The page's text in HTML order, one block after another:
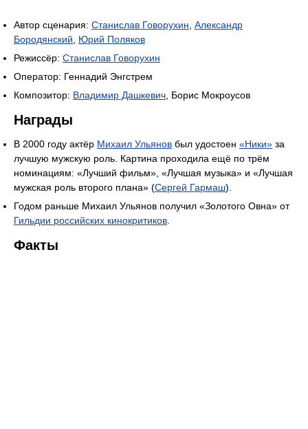
Автор сценария: Станислав Говорухин, Александр
Бородянский, Юрий Поляков
Режиссёр: Станислав Говорухин
Оператор: Геннадий Энгстрем
Композитор: Владимир Дашкевич, Борис Мокроусов
Награды
В 2000 году актёр Михаил Ульянов был удостоен «Ники» за
лучшую мужскую роль. Картина проходила ещё по трём
номинациям: «Лучший фильм», «Лучшая музыка» и «Лучшая
мужская роль второго плана» (Сергей Гармаш).
Годом раньше Михаил Ульянов получил «Золотого Овна» от
Гильдии российских кинокритиков.
Факты